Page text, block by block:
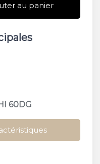
au panier
60DG